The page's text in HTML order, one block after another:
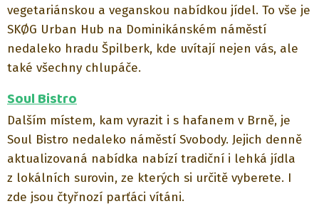
vegetariánskou a veganskou nabídkou jídel. To vše je
SKØG Urban Hub na Dominikánském náměstí
nedaleko hradu Špilberk, kde uvítají nejen vás, ale
také všechny chlupáče.
Soul Bistro
Dalším místem, kam vyrazit i s hafanem v Brně, je
Soul Bistro nedaleko náměstí Svobody. Jejich denně
aktualizovaná nabídka nabízí tradiční i lehká jídla
z lokálních surovin, ze kterých si určitě vyberete. I
zde jsou čtyřnozí parťáci vítáni.